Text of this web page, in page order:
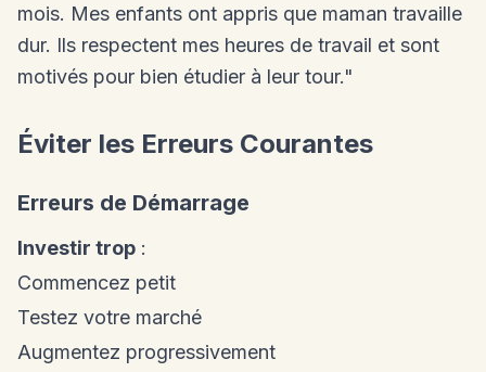
mois. Mes enfants ont appris que maman travaille
dur. Ils respectent mes heures de travail et sont
motivés pour bien étudier à leur tour."
Éviter les Erreurs Courantes
Erreurs de Démarrage
Investir trop :
Commencez petit
Testez votre marché
Augmentez progressivement